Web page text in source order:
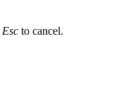
Esc to cancel.